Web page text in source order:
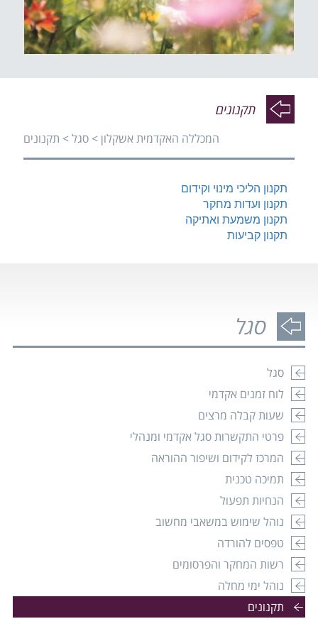
תקנונים
המכללה האקדמית אשקלון>סגל> תקנונים
תקנון הליכי מינוי וקידום
תקנון ועדות מחקר
תקנון משמעת ואתיקה
תקנון קביעות
סגל
סגל
לוח זמנים אקדמי
שעות קבלה מרצים
פרטי התקשרות סגל אקדמי ומנהלי
המרכז לקידום ושיפור ההוראה
תמיכה טכנית
הנחיות תפעול
נוהל שימוש במשאבי מחשוב
טפסים להורדה
רשות המחקר והפרסומים
נוהל ימי מחלה
תקנונים
ההרשמה למעונות המכללה לשנת הלימודים הקרובה
(תשפ"ז) נפתחה
21.07.2026
זכויות והטבות למשרתים במילואים, בני ובנות זוגם,
מפונים, נפגעי פעולות איבה במלחמה וכוחות הביטחון
האחרים
23.10.2025
המכללה האקדמית אשקלון מקדמת בברכת ברוכים הבאים את